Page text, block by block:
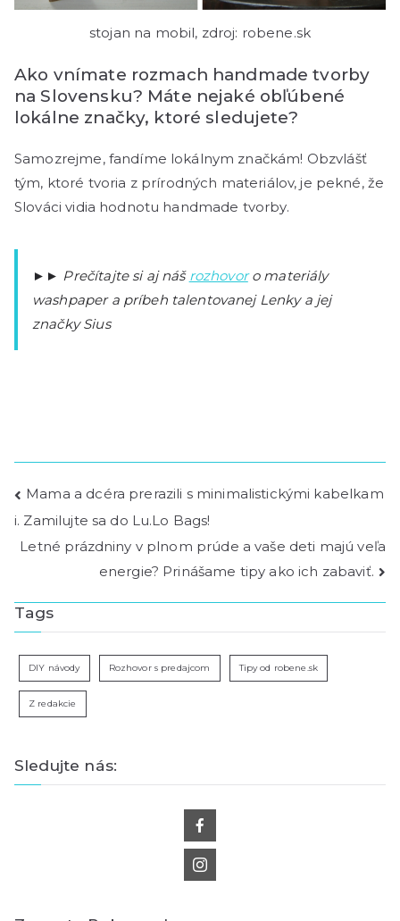
stojan na mobil, zdroj: robene.sk
Ako vnímate rozmach handmade tvorby
na Slovensku? Máte nejaké obľúbené
lokálne značky, ktoré sledujete?
Samozrejme, fandíme lokálnym značkám! Obzvlášť
tým, ktoré tvoria z prírodných materiálov, je pekné, že
Slováci vidia hodnotu handmade tvorby.
►► Prečítajte si aj náš rozhovoro materiály
washpaper a príbeh talentovanej Lenky a jej
značky Sius
Mama a dcéra prerazili s minimalistickými kabelkam
i. Zamilujte sa do Lu.Lo Bags!
Letné prázdniny v plnom prúde a vaše deti majú veľa
energie? Prinášame tipy ako ich zabaviť.
Tags
DIY návody Rozhovor s predajcom Tipy od robene.sk
Z redakcie
Sledujte nás: